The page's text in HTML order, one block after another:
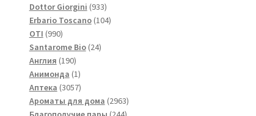
товаров
Dottor Giorgini 933933
товара
Erbario Toscano 104104
OTI 990990
товаров
Santarome Bio 2424
Англия 190190
товаров
Анимонда 11
товар
Аптека 30573057
товаров
Ароматы для дома 29632963
товара
244